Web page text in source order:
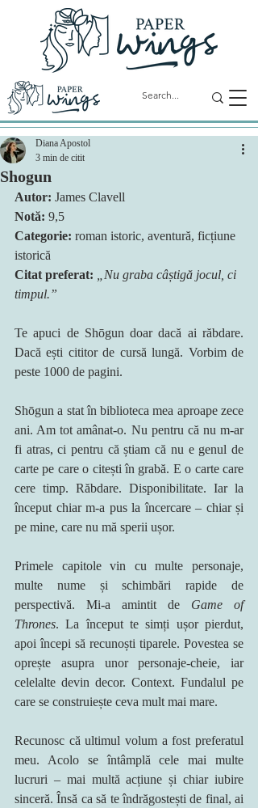
Shogun
Diana Apostol
3 min de citit
Autor: James Clavell
Notă: 9,5
Categorie: roman istoric, aventură, ficțiune
istorică
Citat preferat:
„Nu graba câștigă jocul, ci
timpul.”
Te apuci de Shōgun doar dacă ai răbdare.
Dacă ești cititor de cursă lungă. Vorbim de
peste 1000 de pagini.
Shōgun a stat în biblioteca mea aproape zece
ani. Am tot amânat-o. Nu pentru că nu m-ar
fi atras, ci pentru că știam că nu e genul de
carte pe care o citești în grabă. E o carte care
cere timp. Răbdare. Disponibilitate. Iar la
început chiar m-a pus la încercare – chiar și
pe mine, care nu mă sperii ușor.
Primele capitole vin cu multe personaje,
multe nume și schimbări rapide de
perspectivă. Mi-a amintit de Game of
Thrones. La început te simți ușor pierdut,
apoi începi să recunoști tiparele. Povestea se
oprește asupra unor personaje-cheie, iar
celelalte devin decor. Context. Fundalul pe
care se construiește ceva mult mai mare.
Recunosc că ultimul volum a fost preferatul
meu. Acolo se întâmplă cele mai multe
lucruri – mai multă acțiune și chiar iubire
sinceră. Însă ca să te îndrăgostești de final, ai